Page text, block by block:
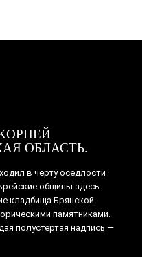
ОБЛАСТЬ.
в черту оседлости
общины здесь
кладбища Брянской
памятниками.
полустертая надпись —